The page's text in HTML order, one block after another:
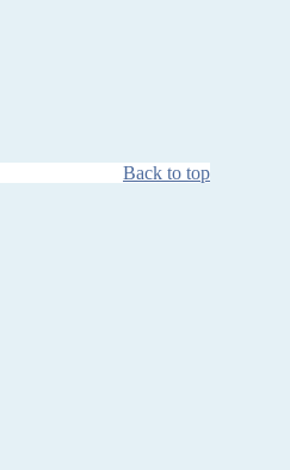
Back to top